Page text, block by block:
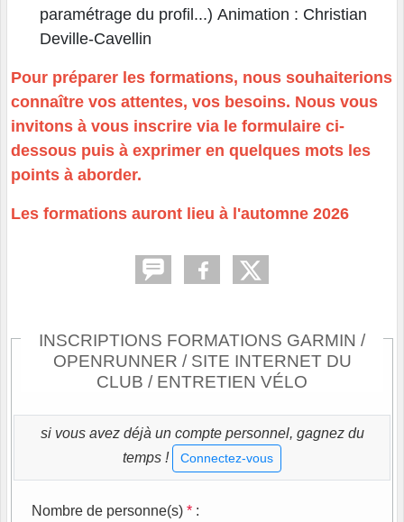
paramétrage du profil...) Animation : Christian
Deville-Cavellin
Pour préparer les formations, nous souhaiterions
connaître vos attentes, vos besoins. Nous vous
invitons à vous inscrire via le formulaire ci-
dessous puis à exprimer en quelques mots les
points à aborder.
Les formations auront lieu à l'automne 2026
INSCRIPTIONS FORMATIONS GARMIN /
OPENRUNNER / SITE INTERNET DU
CLUB / ENTRETIEN VÉLO
si vous avez déjà un compte personnel, gagnez du
temps !
Connectez-vous
Nombre de personne(s) * :